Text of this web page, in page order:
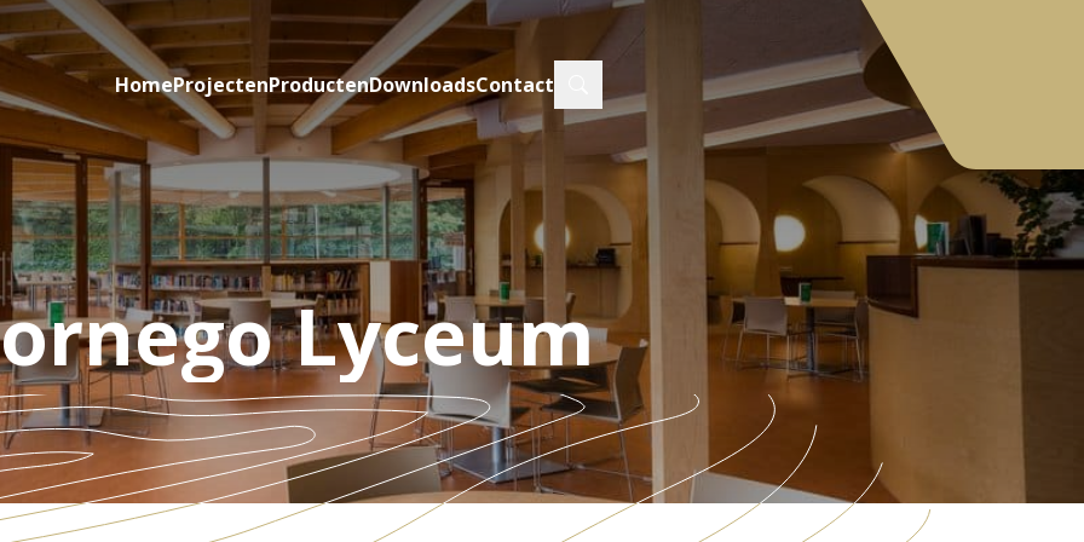
HomeProjectenProductenDownloadsContact
Lyceum